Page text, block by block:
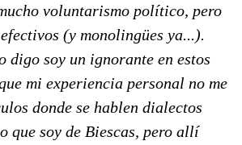
voluntarismo político, pero
(y monolingües ya...).
digo soy un ignorante en estos
mi experiencia personal no me
donde se hablen dialectos
que soy de Biescas, pero allí